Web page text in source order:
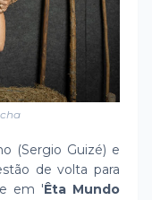
(Sergio Guizé) e
de volta para
em 'Êta Mundo